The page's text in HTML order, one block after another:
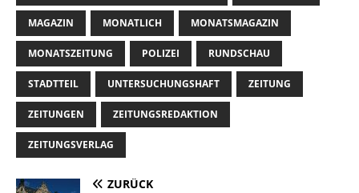
MAGAZIN MONATLICH MONATSMAGAZIN
MONATSZEITUNG POLIZEI RUNDSCHAU
STADTTEIL UNTERSUCHUNGSHAFT ZEITUNG
ZEITUNGEN ZEITUNGSREDAKTION
ZEITUNGSVERLAG
ZURÜCK